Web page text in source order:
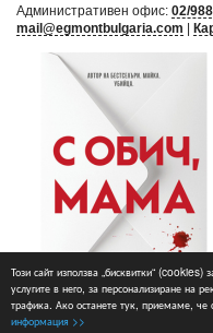
Този сайт използва „бисквитки“ (cookies)
услугите в него, за персонализиране на
трафика. Ако останете тук, приемаме, че
информация >>
Административен офис: 02/
mail@egmontbulgaria.com